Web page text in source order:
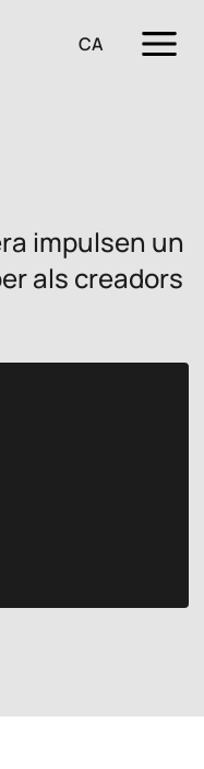
CA
impulsen un
als creadors